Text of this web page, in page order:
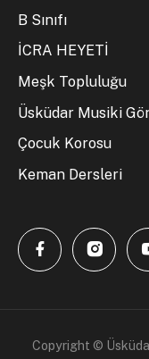
B Sınıfı
İCRA HEYETİ
Meşk Topluluğu
Üsküdar Musiki
Çocuk Korosu
Keman Dersleri
Copyright ©